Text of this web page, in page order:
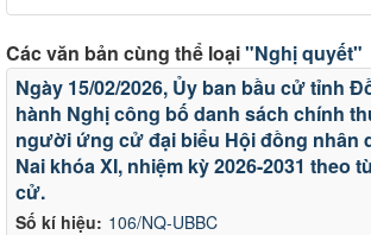
Các văn bản cùng thể loại"Nghị quyết"
Số kí hiệu: 106/NQ-UBBC
Ngày 15/02/2026, Ủy ban bầu cử tỉnh
hành Nghị công bố danh sách chính
người ứng cử đại biểu Hội đồng nhân
Nai khóa XI, nhiệm kỳ 2026-2031 theo
cử.